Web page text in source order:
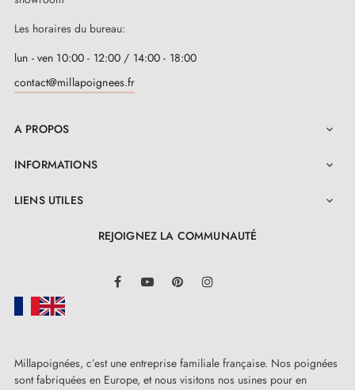
Les horaires du bureau:
lun - ven 10:00 - 12:00 / 14:00 - 18:00
contact@millapoignees.fr
A PROPOS 
INFORMATIONS 
LIENS UTILES 
REJOIGNEZ LA COMMUNAUTÉ
FacebookYouTube Pinterest
Millapoignées, c’est une entreprise familiale française. Nos poignées
sont fabriquées en Europe, et nous visitons nos usines pour en